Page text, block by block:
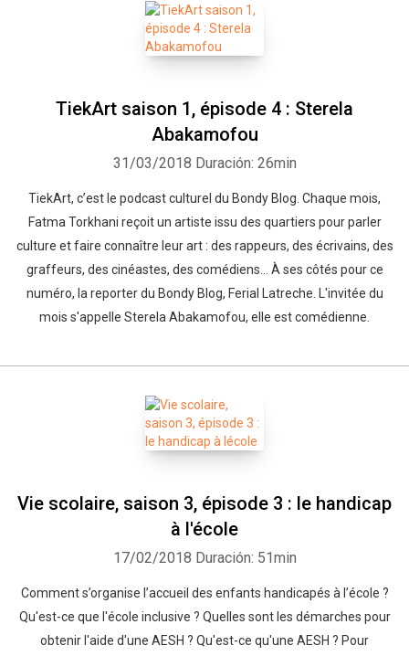
TiekArt saison 1, épisode 4 : Sterela
Abakamofou
31/03/2018 Duración: 26min
TiekArt, c’est le podcast culturel du Bondy Blog. Chaque mois,
Fatma Torkhani reçoit un artiste issu des quartiers pour parler
culture et faire connaître leur art : des rappeurs, des écrivains, des
graffeurs, des cinéastes, des comédiens… À ses côtés pour ce
numéro, la reporter du Bondy Blog, Ferial Latreche. L'invitée du
mois s'appelle Sterela Abakamofou, elle est comédienne.
Vie scolaire, saison 3, épisode 3 : le handicap
à l'école
17/02/2018 Duración: 51min
Comment s’organise l’accueil des enfants handicapés à l’école ?
Qu'est-ce que l'école inclusive ? Quelles sont les démarches pour
obtenir l'aide d'une AESH ? Qu'est-ce qu'une AESH ? Pour